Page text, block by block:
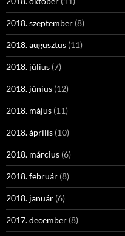
2018. szeptember (8)
2018. augusztus (11)
2018. július (7)
2018. június (12)
2018. május (11)
2018. április (10)
2018. március (6)
2018. február (8)
2018. január (6)
2017. december (8)